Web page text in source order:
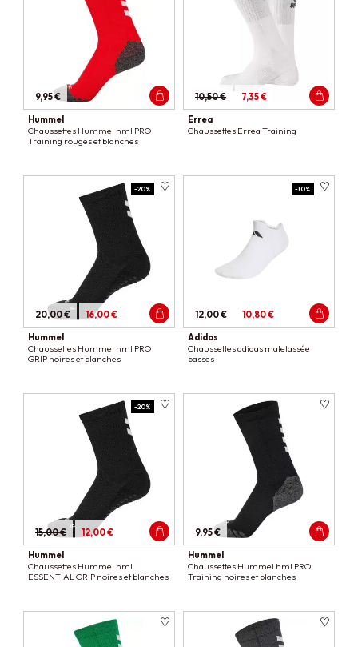
9,95 €
Hummel
Chaussettes Hummel hml PRO
Training rouges et blanches
10,50 € 7,35 €
Errea
Chaussettes Errea Training
20,00 € 16,00 €
-20%
Hummel
Chaussettes Hummel hml PRO
GRIP noires et blanches
12,00 € 10,80 €
-10%
Adidas
Chaussettes adidas matelassée
basses
15,00 € 12,00 €
-20%
Hummel
Chaussettes Hummel hml
ESSENTIAL GRIP noires et blanches
9,95 €
Hummel
Chaussettes Hummel hml PRO
Training noires et blanches